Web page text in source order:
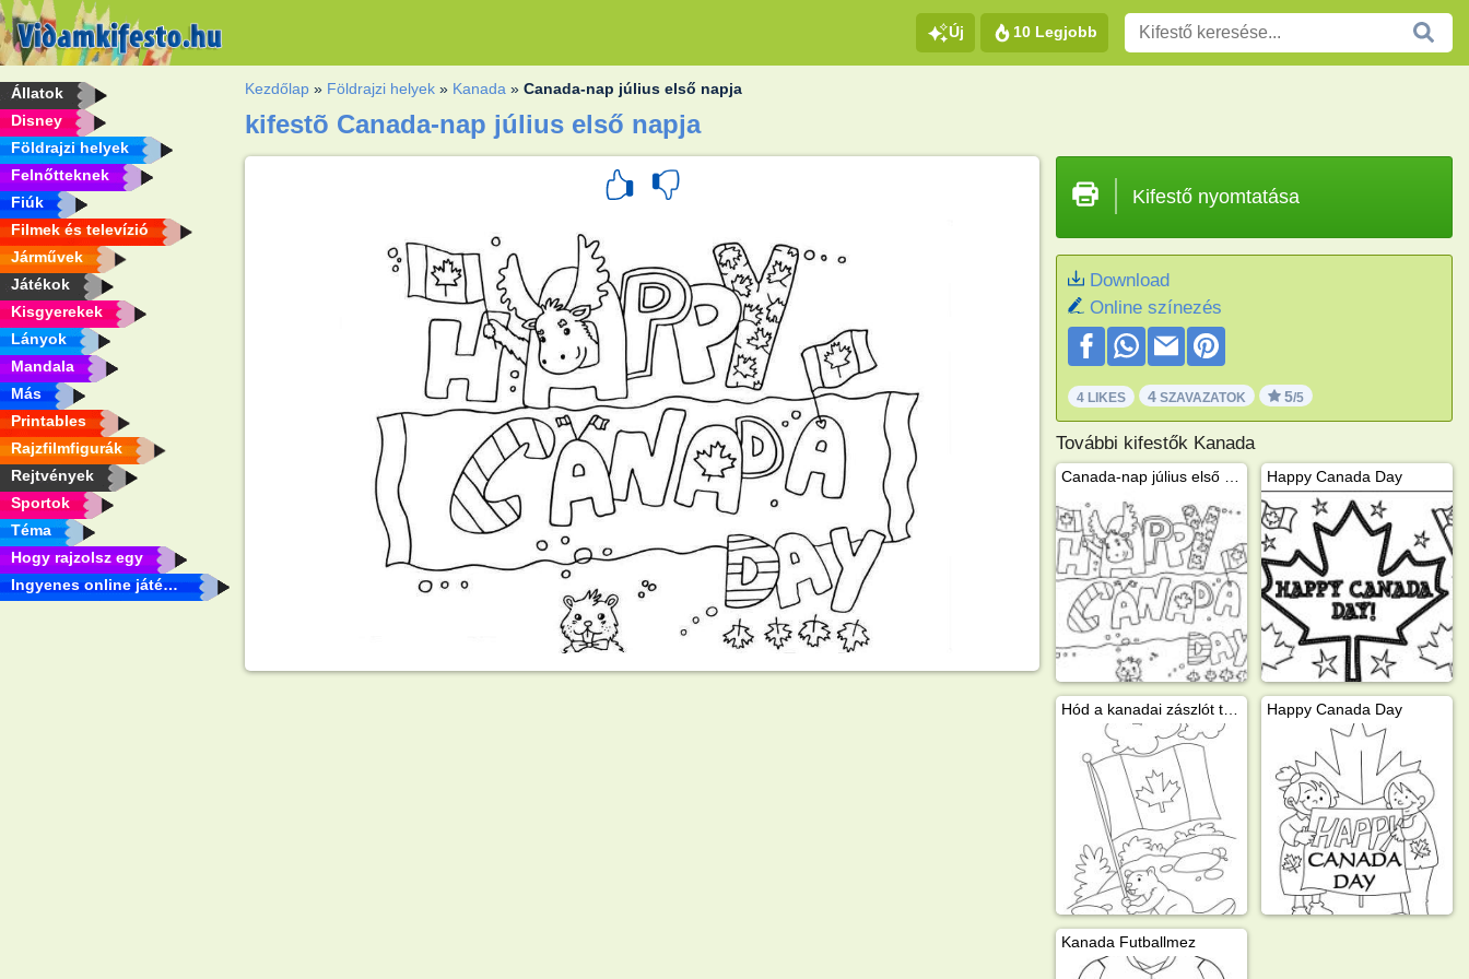
Új 10 Legjobb
Állatok
Disney
Földrajzi helyek
Felnőtteknek
Fiúk
Filmek és televízió
Járművek
Játékok
Kisgyerekek
Lányok
Mandala
Más
Printables
Rajzfilmfigurák
Rejtvények
Sportok
Téma
Hogy rajzolsz egy
Ingyenes online játékok
Kezdőlap » Földrajzi helyek » Kanada »Canada-nap július első napja
kifestõ Canada-nap július első napja
Kifestő nyomtatása
Download
Online színezés
4 LIKES 4SZAVAZATOK 5/5
További kifestők Kanada
Happy Canada Day
Hód a kanadai zászlót tartja Happy Canada Day
Kanada Futballmez